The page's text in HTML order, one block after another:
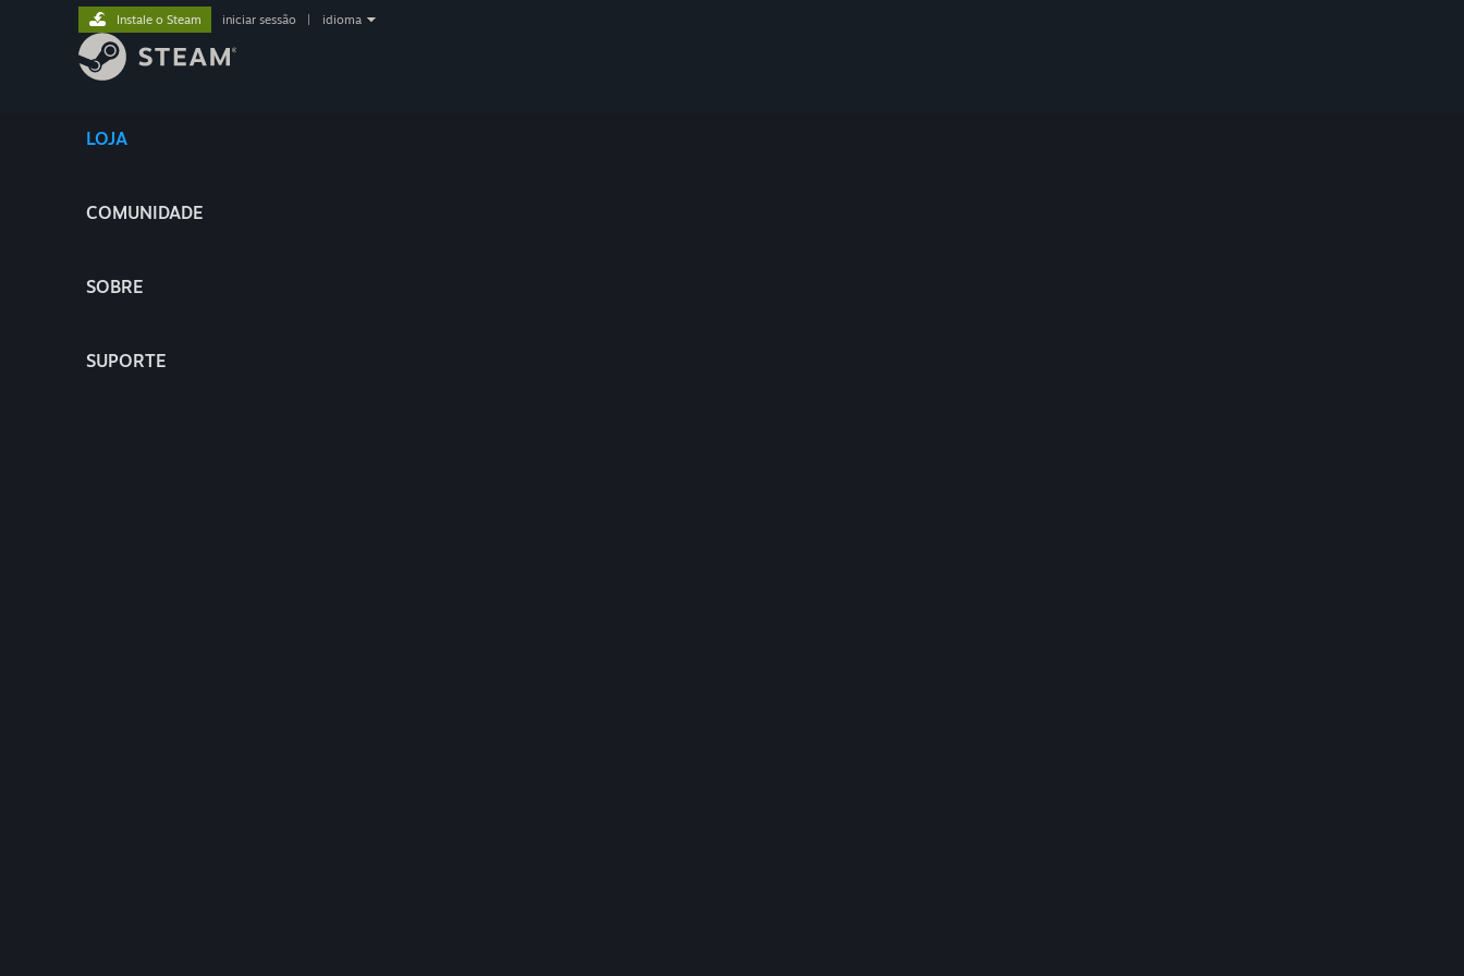
LOJA
COMUNIDADE
SOBRE
SUPORTE
Instale o Steam iniciar sessão idioma